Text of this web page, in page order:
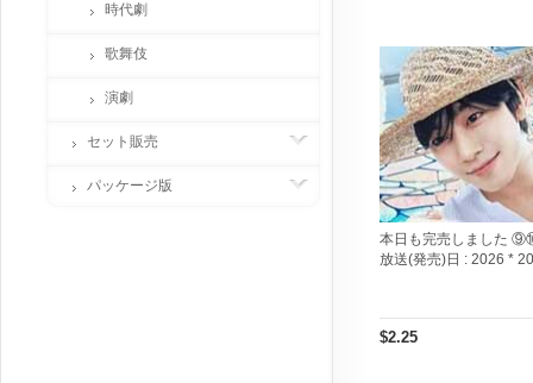
本日も完売しました
放送(発売)日 : 2026 *
$2.25
時代劇
歌舞伎
演劇
セット販売
パッケージ版